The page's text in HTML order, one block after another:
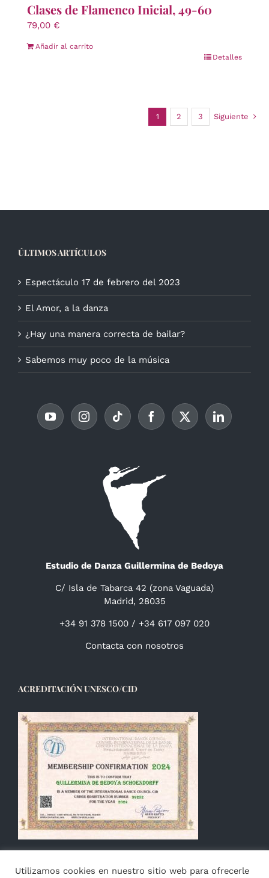
Clases de Flamenco Inicial, 49-60
79,00 €
Añadir al carrito
Detalles
1 2 3 Siguiente
ÚLTIMOS ARTÍCULOS
Espectáculo 17 de febrero del 2023
El Amor, a la danza
¿Hay una manera correcta de bailar?
Sabemos muy poco de la música
Estudio de Danza Guillermina de Bedoya
C/ Isla de Tabarca 42 (zona Vaguada)
Madrid, 28035
+34 91 378 1500 / +34 617 097 020
Contacta con nosotros
ACREDITACIÓN UNESCO/CID
Utilizamos cookies en nuestro sitio web para ofrecerle